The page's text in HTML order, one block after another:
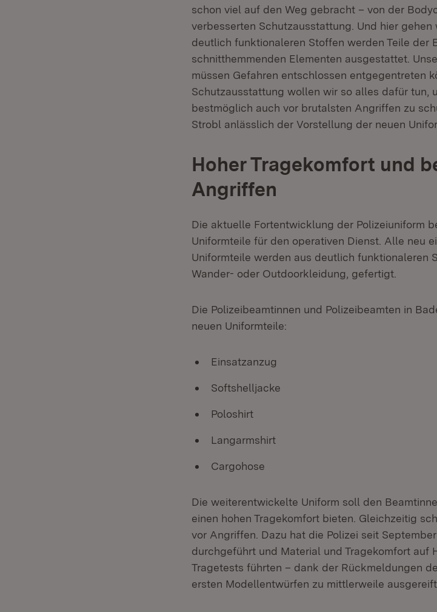
schon viel auf den Weg gebracht – von der
verbesserten Schutzausstattung. Und hier
deutlich funktionaleren Stoffen werden Teile der
schnitthemmenden Elementen ausgestattet.
müssen Gefahren entschlossen entgegentreten
Schutzausstattung wollen wir so alles dafür tun,
bestmöglich auch vor brutalsten Angriffen zu
Strobl anlässlich der Vorstellung der neuen
Hoher Tragekomfort und
Angriffen
Die aktuelle Fortentwicklung der Polizeiuniform
Uniformteile für den operativen Dienst. Alle neu
Uniformteile werden aus deutlich funktionaleren
Wander- oder Outdoorkleidung, gefertigt.
Die Polizeibeamtinnen und Polizeibeamten in
neuen Uniformteile:
Einsatzanzug
Softshelljacke
Poloshirt
Langarmshirt
Cargohose
Die weiterentwickelte Uniform soll den
einen hohen Tragekomfort bieten. Gleichzeitig
vor Angriffen. Dazu hat die Polizei seit
durchgeführt und Material und Tragekomfort auf
Tragetests führten – dank der Rückmeldungen
ersten Modellentwürfen zu mittlerweile